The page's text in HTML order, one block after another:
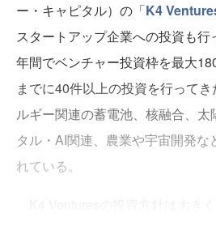
ー・キャピタル）の「K4
スタートアップ企業への投資も
年間でベンチャー投資枠を最大
までに40件以上の投資を行って
ルギー関連の蓄電池、核融合、
タル・AI関連、農業や宇宙開発な
れている。